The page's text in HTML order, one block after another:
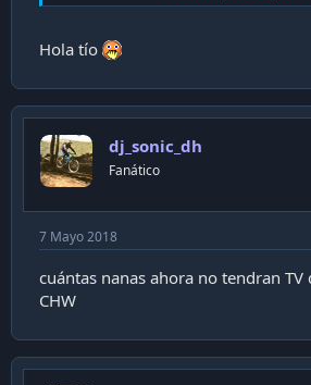
Hola tío
dj_sonic_dh
Fanático
7 Mayo 2018
cuántas nanas ahora no tendran
CHW